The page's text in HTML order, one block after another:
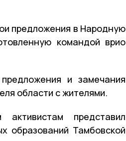
предложения в Народную
командой врио
и замечания
области с жителями.
представил
образований Тамбовской